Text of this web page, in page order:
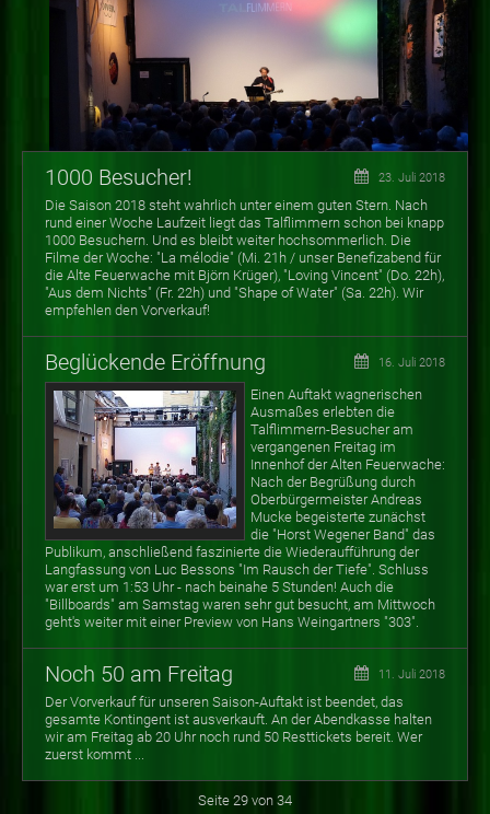
1000 Besucher! 23. Juli 2018
Die Saison 2018 steht wahrlich unter einem guten Stern. Nach
rund einer Woche Laufzeit liegt das Talflimmern schon bei knapp
1000 Besuchern. Und es bleibt weiter hochsommerlich. Die
Filme der Woche: "La mélodie" (Mi. 21h / unser Benefizabend für
die Alte Feuerwache mit Björn Krüger), "Loving Vincent" (Do. 22h),
"Aus dem Nichts" (Fr. 22h) und "Shape of Water" (Sa. 22h). Wir
empfehlen den Vorverkauf!
Beglückende Eröffnung 16. Juli 2018
Einen Auftakt wagnerischen
Ausmaßes erlebten die
Talflimmern-Besucher am
vergangenen Freitag im
Innenhof der Alten Feuerwache:
Nach der Begrüßung durch
Oberbürgermeister Andreas
Mucke begeisterte zunächst
die "Horst Wegener Band" das
Publikum, anschließend faszinierte die Wiederaufführung der
Langfassung von Luc Bessons "Im Rausch der Tiefe". Schluss
war erst um 1:53 Uhr - nach beinahe 5 Stunden! Auch die
"Billboards" am Samstag waren sehr gut besucht, am Mittwoch
geht's weiter mit einer Preview von Hans Weingartners "303".
Noch 50 am Freitag 11. Juli 2018
Der Vorverkauf für unseren Saison-Auftakt ist beendet, das
gesamte Kontingent ist ausverkauft. An der Abendkasse halten
wir am Freitag ab 20 Uhr noch rund 50 Resttickets bereit. Wer
zuerst kommt ...
Seite 29 von 34